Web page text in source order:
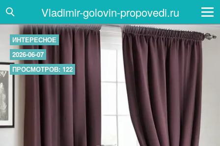
Vladimir-golovin-propovedi.ru
ИНТЕРЕСНОЕ
2026-06-07
ПРОСМОТРОВ: 122